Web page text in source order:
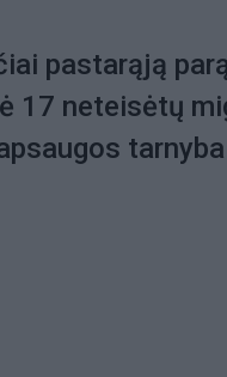
pastarąją
17 neteisėtų